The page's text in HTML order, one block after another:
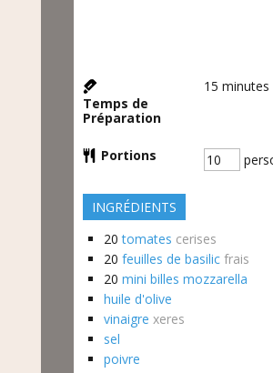
Temps de
Préparation
15 minutes
Portions
INGRÉDIENTS
20 tomates cerises
20 feuilles de basilic frais
20 mini billes mozzarella
huile d'olive
vinaigre xeres
sel
poivre